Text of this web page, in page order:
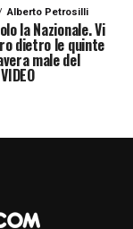
Alberto Petrosilli
la Nazionale. Vi
dietro le quinte
male del